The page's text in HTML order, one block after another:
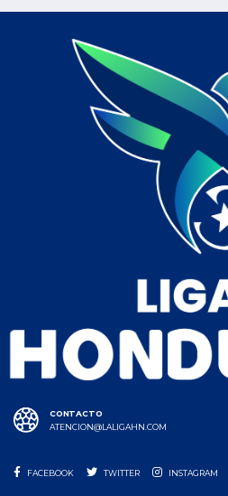
CONTACTO
ATENCION@LALIGAHN.COM
FACEBOOK TWITTER INSTAGRAM